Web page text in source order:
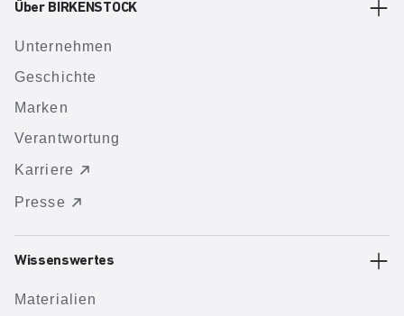
Über BIRKENSTOCK
Unternehmen
Geschichte
Marken
Verantwortung
Karriere
Presse
Wissenswertes
Materialien